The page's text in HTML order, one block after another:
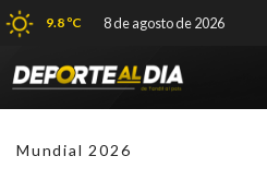
9.8 ºC 8 de agosto de 2026
Mundial 2026